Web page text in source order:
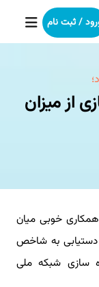
/ ثبت نام
از میزان
خوبی میان
دستیابی به شاخص
سازی شبکه ملی